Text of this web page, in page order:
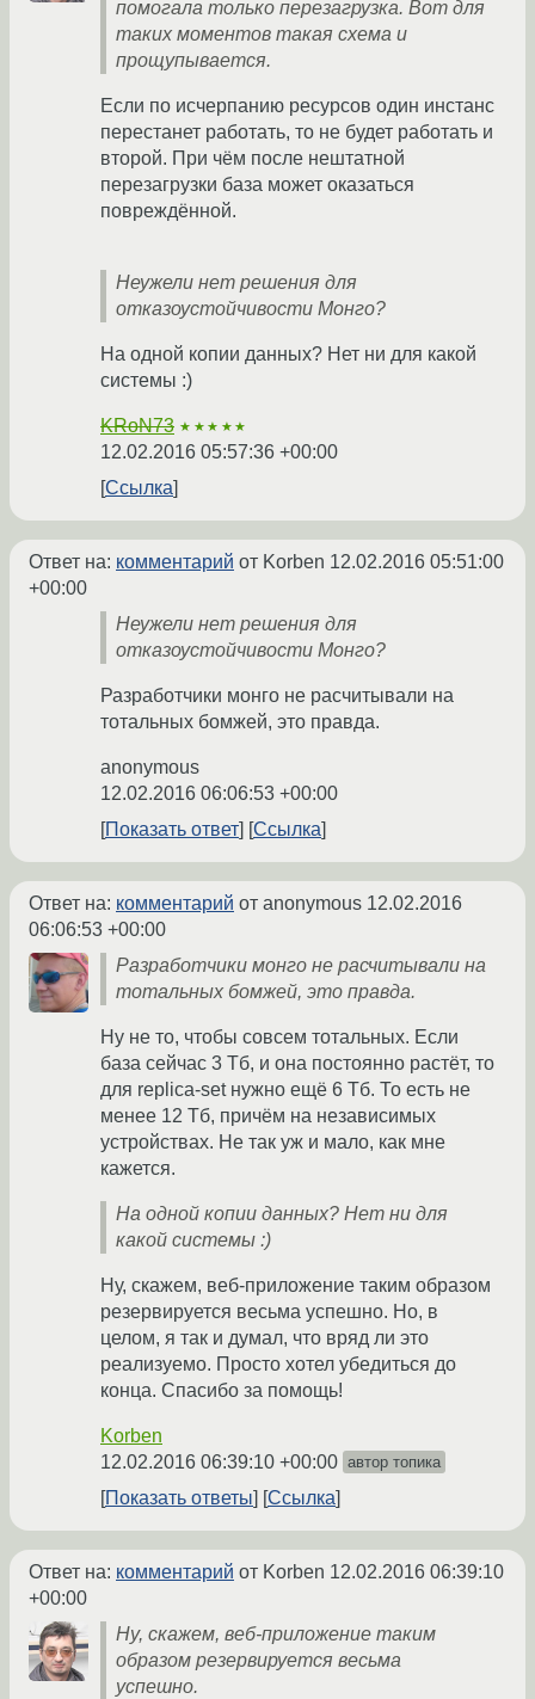
помогала только перезагрузка. Вот для
таких моментов такая схема и
прощупывается.
Если по исчерпанию ресурсов один инстанс
перестанет работать, то не будет работать и
второй. При чём после нештатной
перезагрузки база может оказаться
повреждённой.
Неужели нет решения для
отказоустойчивости Монго?
На одной копии данных? Нет ни для какой
системы :)
KRoN73 ★★★★★
12.02.2016 05:57:36 +00:00
Ссылка
Ответ на: комментарий от Korben 12.02.2016 05:51:00
+00:00
Неужели нет решения для
отказоустойчивости Монго?
Разработчики монго не расчитывали на
тотальных бомжей, это правда.
anonymous
12.02.2016 06:06:53 +00:00
Показать ответ
Ссылка
Ответ на: комментарий от anonymous 12.02.2016
06:06:53 +00:00
Разработчики монго не расчитывали на
тотальных бомжей, это правда.
Ну не то, чтобы совсем тотальных. Если
база сейчас 3 Тб, и она постоянно растёт, то
для replica-set нужно ещё 6 Тб. То есть не
менее 12 Тб, причём на независимых
устройствах. Не так уж и мало, как мне
кажется.
На одной копии данных? Нет ни для
какой системы :)
Ну, скажем, веб-приложение таким образом
резервируется весьма успешно. Но, в
целом, я так и думал, что вряд ли это
реализуемо. Просто хотел убедиться до
конца. Спасибо за помощь!
Korben
12.02.2016 06:39:10 +00:00 автор топика
Показать ответы Ссылка
Ответ на: комментарий от Korben 12.02.2016 06:39:10
+00:00
Ну, скажем, веб-приложение таким
образом резервируется весьма
успешно.